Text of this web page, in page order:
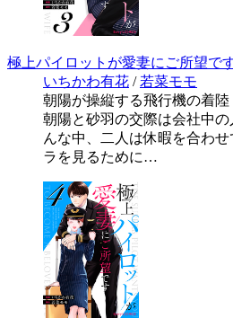
極上パイロットが愛妻にご所望で
いちかわ有花 / 若菜モモ
朝陽が操縦する飛行機の着陸
朝陽と砂羽の交際は会社中
んな中、二人は休暇を合わ
ラを見るために…